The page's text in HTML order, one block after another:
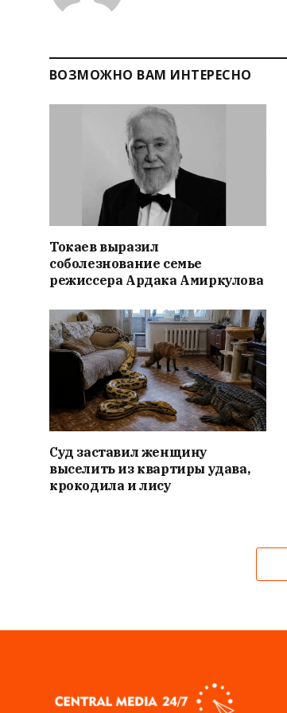
ВОЗМОЖНО ВАМ ИНТЕРЕСНО
Токаев выразил
соболезнование семье
режиссера Ардака Амиркулова
Суд заставил женщину
выселить из квартиры удава,
крокодила и лису